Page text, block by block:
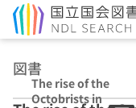
図書
The rise of the
Octobrists in